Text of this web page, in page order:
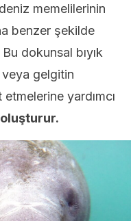
memelilerinin
benzer şekilde
dokunsal bıyık
veya gelgitin
yardımcı